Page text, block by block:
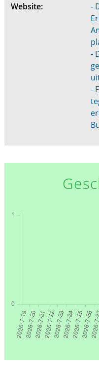
Website:
-
-
-